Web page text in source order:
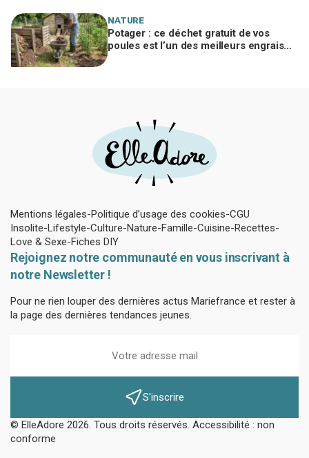
NATURE
Potager : ce déchet gratuit de vos
poules est l’un des meilleurs engrais
Mentions légales Politique d’usage des cookies CGU
Insolite Lifestyle Culture Nature Famille Cuisine Recettes
Love & Sexe Fiches DIY
Rejoignez notre communauté en vous inscrivant à
notre Newsletter !
Pour ne rien louper des dernières actus Mariefrance et rester à
la page des dernières tendances jeunes.
S'inscrire
© ElleAdore 2026. Tous droits réservés. Accessibilité : non
conforme